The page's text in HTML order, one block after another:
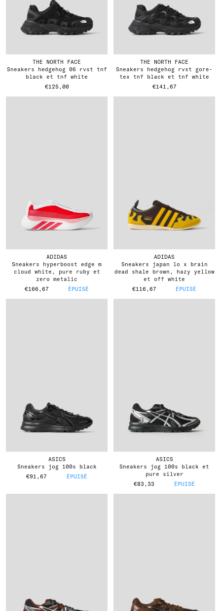
THE NORTH FACE
sneakers hedgehog 06 rvst tnf
black et tnf white
€125,00
THE NORTH FACE
sneakers hedgehog rvst gore-
tex tnf black et tnf white
€141,67
ADIDAS
sneakers hyperboost edge m
cloud white, pure ruby et
zero metalic
€166,67
ÉPUISÉ
ADIDAS
sneakers japan lo x brain
dead shale brown, hazy yellow
et off white
€116,67
ÉPUISÉ
ASICS
sneakers jog 100s black
€91,67
ÉPUISÉ
ASICS
sneakers jog 100s black et
pure silver
€83,33
ÉPUISÉ